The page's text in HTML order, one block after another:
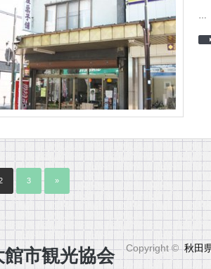
…
3 »
館市観光協会Copyright ©秋田